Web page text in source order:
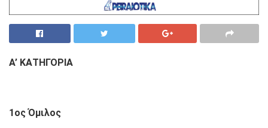
Α’ ΚΑΤΗΓΟΡΙΑ
1ος Όμιλος